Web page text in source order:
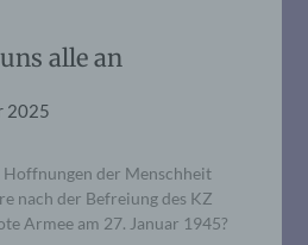
alle an
2025
Hoffnungen der Menschheit
nach der Befreiung des KZ
Armee am 27. Januar 1945?